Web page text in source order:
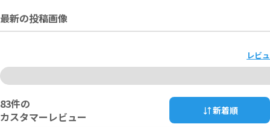
最新の投稿画像
レビ
83件の
カスタマーレビュー
新着順